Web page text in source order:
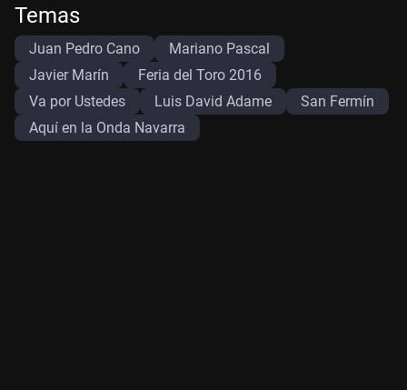
Temas
Juan Pedro Cano
Mariano Pascal
Javier Marín
Feria del Toro 2016
Va por Ustedes
Luis David Adame
San Fermín
Aquí en la Onda Navarra